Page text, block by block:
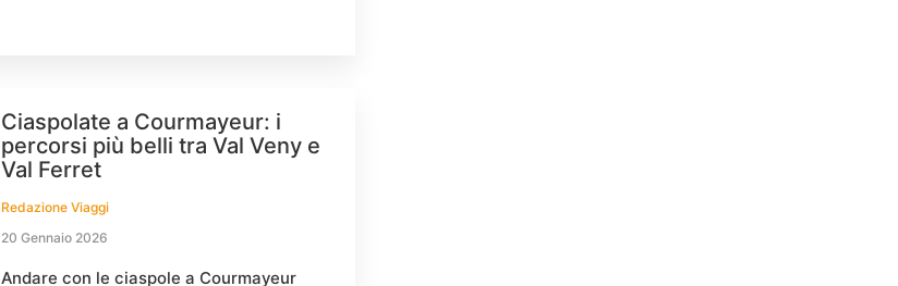
Ciaspolate a Courmayeur: i
percorsi più belli tra Val Veny e
Val Ferret
Redazione Viaggi
20 Gennaio 2026
Andare con le ciaspole a Courmayeur